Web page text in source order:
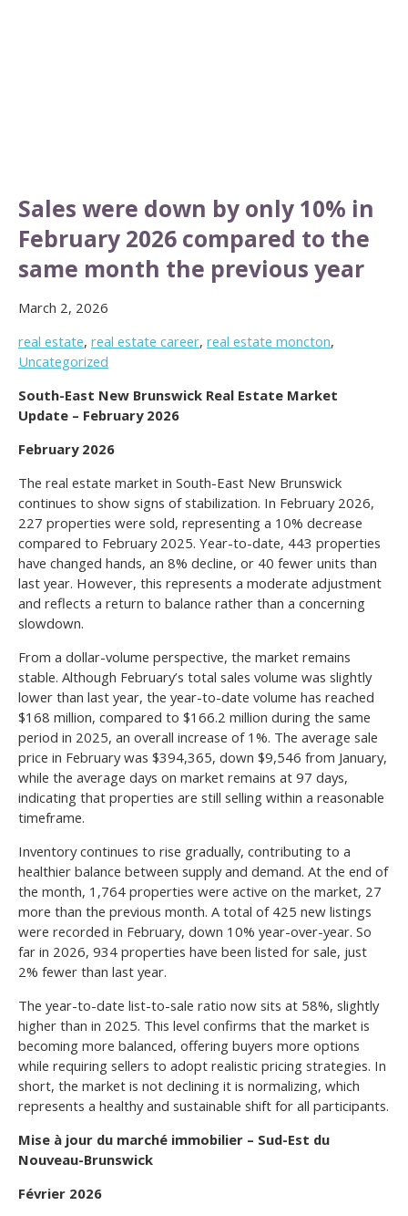
Sales were down by only 10% in
February 2026 compared to the
same month the previous year
March 2, 2026
real estate, real estate career, real estate moncton,
Uncategorized
South-East New Brunswick Real Estate Market
Update – February 2026
February 2026
The real estate market in South-East New Brunswick
continues to show signs of stabilization. In February 2026,
227 properties were sold, representing a 10% decrease
compared to February 2025. Year-to-date, 443 properties
have changed hands, an 8% decline, or 40 fewer units than
last year. However, this represents a moderate adjustment
and reflects a return to balance rather than a concerning
slowdown.
From a dollar-volume perspective, the market remains
stable. Although February’s total sales volume was slightly
lower than last year, the year-to-date volume has reached
$168 million, compared to $166.2 million during the same
period in 2025, an overall increase of 1%. The average sale
price in February was $394,365, down $9,546 from January,
while the average days on market remains at 97 days,
indicating that properties are still selling within a reasonable
timeframe.
Inventory continues to rise gradually, contributing to a
healthier balance between supply and demand. At the end of
the month, 1,764 properties were active on the market, 27
more than the previous month. A total of 425 new listings
were recorded in February, down 10% year-over-year. So
far in 2026, 934 properties have been listed for sale, just
2% fewer than last year.
The year-to-date list-to-sale ratio now sits at 58%, slightly
higher than in 2025. This level confirms that the market is
becoming more balanced, offering buyers more options
while requiring sellers to adopt realistic pricing strategies. In
short, the market is not declining it is normalizing, which
represents a healthy and sustainable shift for all participants.
Mise à jour du marché immobilier – Sud-Est du
Nouveau-Brunswick
Février 2026